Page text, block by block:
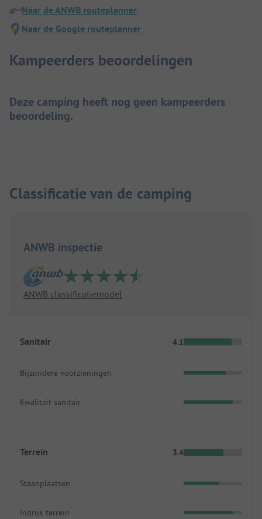
Naar de ANWB routeplanner
Naar de Google routeplanner
Kampeerders beoordelingen
Deze camping heeft nog geen kampeerders
beoordeling.
Classificatie van de camping
ANWB inspectie
ANWB classificatiemodel
Sanitair 4.1
Bijzondere voorzieningen
Kwaliteit sanitair
Terrein 3.4
Staanplaatsen
Indruk terrein